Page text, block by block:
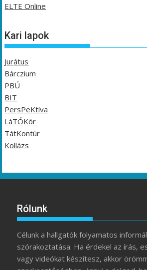
ELTE Online
Kari lapok
Jurátus
Bárczium
PBÚ
BIT
PersPeKtíva
LáTÓKör
TátKontúr
Kollázs
Rólunk
Célunk a hallgatók folyamatos
szórakoztatása. Ha érdekel az írás,
vagy videókat készítesz, akkor